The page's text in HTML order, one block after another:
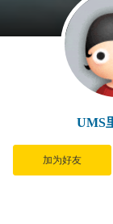
UMS
加为好友